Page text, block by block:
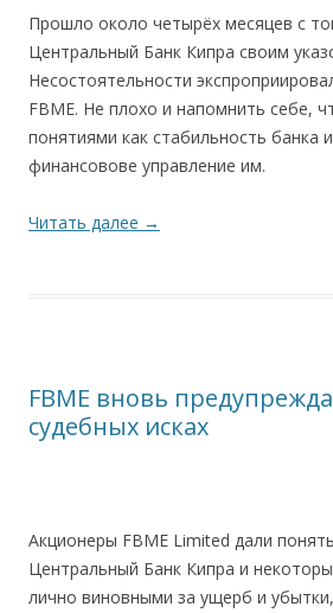
Прошло около четырёх месяцев с
Центральный Банк Кипра своим
Несостоятельности
FBME. Не плохо и напомнить себе,
понятиями как стабильность банка
финансовове управление им.
Читать далее →
FBME вновь
судебных исках
Акционеры FBME Limited дали
Центральный Банк Кипра и
лично виновными за ущерб и